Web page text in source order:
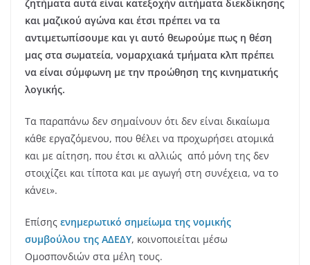
ζητήματα αυτά είναι κατεξοχήν αιτήματα διεκδίκησης
και μαζικού αγώνα και έτσι πρέπει να τα
αντιμετωπίσουμε και γι αυτό θεωρούμε πως η θέση
μας στα σωματεία, νομαρχιακά τμήματα κλπ πρέπει
να είναι σύμφωνη με την προώθηση της κινηματικής
λογικής.
Τα παραπάνω δεν σημαίνουν ότι δεν είναι δικαίωμα
κάθε εργαζόμενου, που θέλει να προχωρήσει ατομικά
και με αίτηση, που έτσι κι αλλιώς από μόνη της δεν
στοιχίζει και τίποτα και με αγωγή στη συνέχεια, να το
κάνει».
Eπίσης ενημερωτικό σημείωμα της νομικής
συμβούλου της ΑΔΕΔΥ, κοινοποιείται μέσω
Ομοσπονδιών στα μέλη τους.